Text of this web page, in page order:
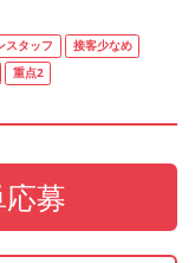
スタッフ
接客少なめ
重点2
募